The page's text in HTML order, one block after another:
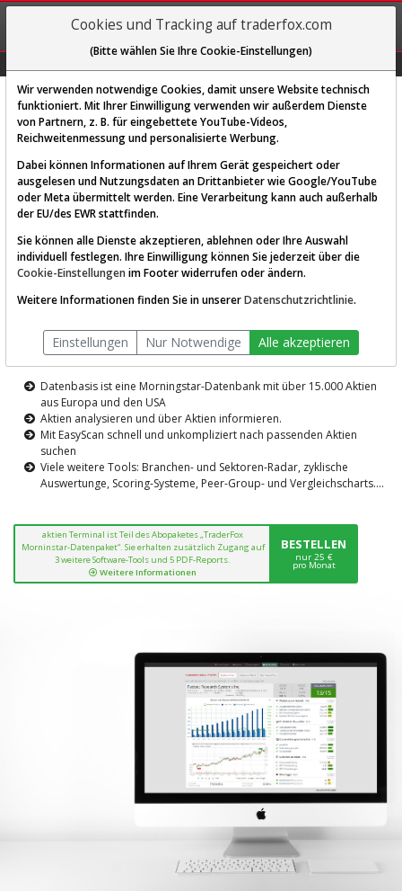
REGIS-
TRIEREN
Diese Funktion ist nur für
AKTIEN-TERMINAL
Die Aktienanalyse-Plattform von
TraderFox
Datenbasis ist eine Morningstar-Datenbank mit über 15.000 Aktien
aus Europa und den USA
Aktien analysieren und über Aktien informieren.
Mit EasyScan schnell und unkompliziert nach passenden Aktien
suchen
Viele weitere Tools: Branchen- und Sektoren-Radar, zyklische
Auswertunge, Scoring-Systeme, Peer-Group- und Vergleichscharts....
aktien Terminal ist Teil des Abopaketes „TraderFox
Morninstar-Datenpaket“. Sie erhalten zusätzlich Zugang auf
3 weitere Software-Tools und 5 PDF-Reports.
Weitere Informationen
BESTELLEN
nur 25 €
pro Monat
Cookies und Tracking auf traderfox.com
(Bitte wählen Sie Ihre Cookie-Einstellungen)
Wir verwenden notwendige Cookies, damit unsere Website technisch
funktioniert. Mit Ihrer Einwilligung verwenden wir außerdem Dienste
von Partnern, z. B. für eingebettete YouTube-Videos,
Reichweitenmessung und personalisierte Werbung.
Dabei können Informationen auf Ihrem Gerät gespeichert oder
ausgelesen und Nutzungsdaten an Drittanbieter wie Google/YouTube
oder Meta übermittelt werden. Eine Verarbeitung kann auch außerhalb
der EU/des EWR stattfinden.
Sie können alle Dienste akzeptieren, ablehnen oder Ihre Auswahl
individuell festlegen. Ihre Einwilligung können Sie jederzeit über die
Cookie-Einstellungen im Footer widerrufen oder ändern.
Weitere Informationen finden Sie in unsererDatenschutzrichtlinie.
Einstellungen Nur Notwendige Alle akzeptieren